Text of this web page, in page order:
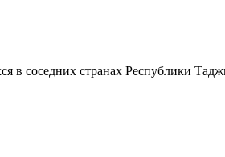
в соседних странах Республики